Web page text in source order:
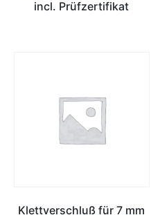
incl. Prüfzertifikat
Klettverschluß für 7 mm